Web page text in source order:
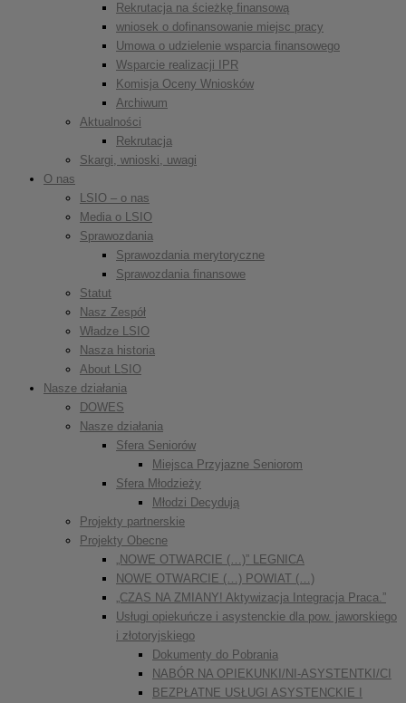
Rekrutacja na ścieżkę finansową
wniosek o dofinansowanie miejsc pracy
Umowa o udzielenie wsparcia finansowego
Wsparcie realizacji IPR
Komisja Oceny Wniosków
Archiwum
Aktualności
Rekrutacja
Skargi, wnioski, uwagi
O nas
LSIO – o nas
Media o LSIO
Sprawozdania
Sprawozdania merytoryczne
Sprawozdania finansowe
Statut
Nasz Zespół
Władze LSIO
Nasza historia
About LSIO
Nasze działania
DOWES
Nasze działania
Sfera Seniorów
Miejsca Przyjazne Seniorom
Sfera Młodzieży
Młodzi Decydują
Projekty partnerskie
Projekty Obecne
„NOWE OTWARCIE (…)” LEGNICA
NOWE OTWARCIE (…) POWIAT (…)
„CZAS NA ZMIANY! Aktywizacja Integracja Praca.”
Usługi opiekuńcze i asystenckie dla pow. jaworskiego
i złotoryjskiego
Dokumenty do Pobrania
NABÓR NA OPIEKUNKI/NI-ASYSTENTKI/CI
BEZPŁATNE USŁUGI ASYSTENCKIE I